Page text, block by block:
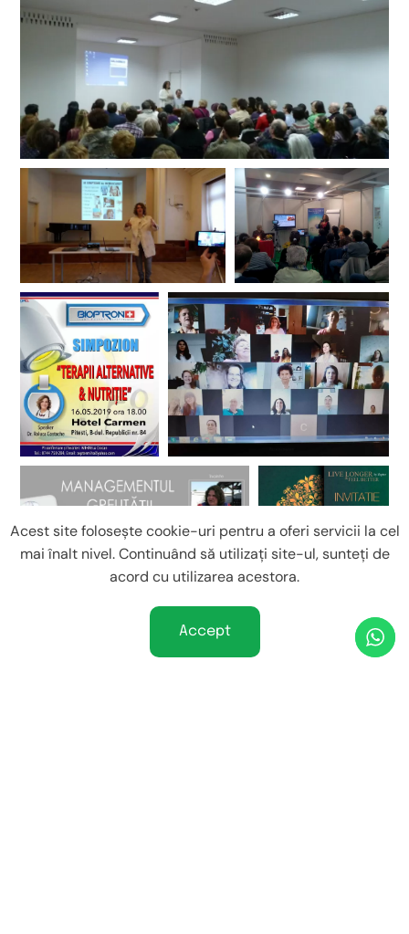
Acest site folosește cookie-uri pentru a oferi servicii la cel
mai înalt nivel. Continuând să utilizați site-ul, sunteți de
acord cu utilizarea acestora.
Accept